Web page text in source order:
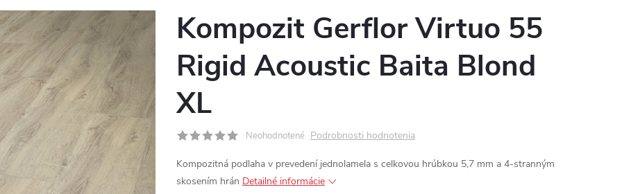
Kompozit Gerflor Virtuo 55
Rigid Acoustic Baita Blond
XL
Neohodnotené Podrobnosti hodnotenia
Kompozitná podlaha v prevedení jednolamela s celkovou hrúbkou 5,7 mm a 4-stranným
skosením hrán Detailné informácie